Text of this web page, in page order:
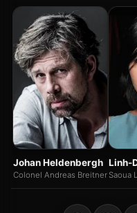
Johan Heldenbergh
Colonel Andreas Breitner
Linh-
Saoua